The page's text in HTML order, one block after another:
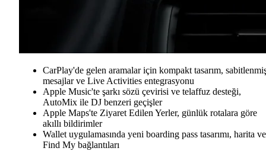
CarPlay'de gelen aramalar için kompakt tasarım,
mesajlar ve Live Activities entegrasyonu
Apple Music'te şarkı sözü çevirisi ve telaffuz desteği,
AutoMix ile DJ benzeri geçişler
Apple Maps'te Ziyaret Edilen Yerler, günlük rotalara göre
akıllı bildirimler
Wallet uygulamasında yeni boarding pass tasarımı, harita ve
Find My bağlantıları